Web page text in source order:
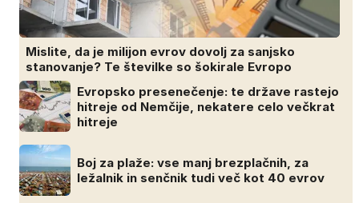
Mislite, da je milijon evrov dovolj za sanjsko
stanovanje? Te številke so šokirale Evropo
Evropsko presenečenje: te države rastejo
hitreje od Nemčije, nekatere celo večkrat
hitreje
Boj za plaže: vse manj brezplačnih, za
ležalnik in senčnik tudi več kot 40 evrov